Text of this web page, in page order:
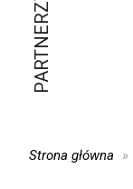
PARTNERZY
Strona główna